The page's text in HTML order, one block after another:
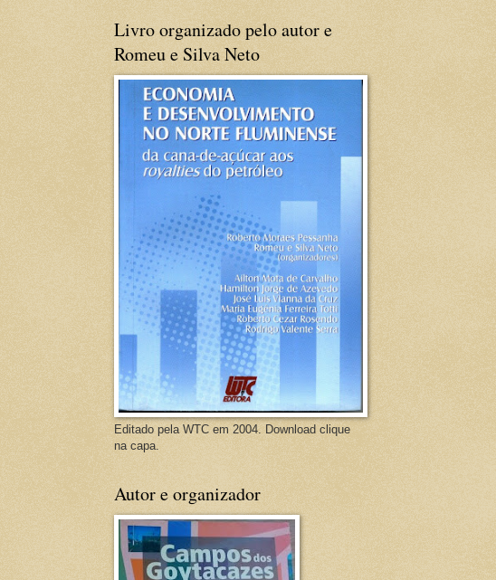
Livro organizado pelo autor e
Romeu e Silva Neto
Editado pela WTC em 2004. Download clique
na capa.
Autor e organizador